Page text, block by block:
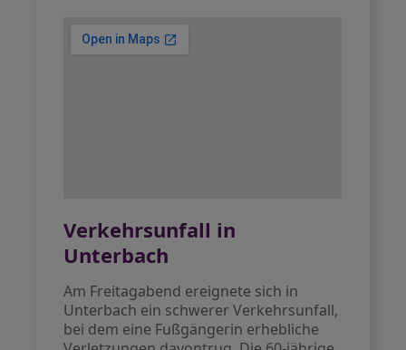
Verkehrsunfall in
Unterbach
Am Freitagabend ereignete sich in
Unterbach ein schwerer Verkehrsunfall,
bei dem eine Fußgängerin erhebliche